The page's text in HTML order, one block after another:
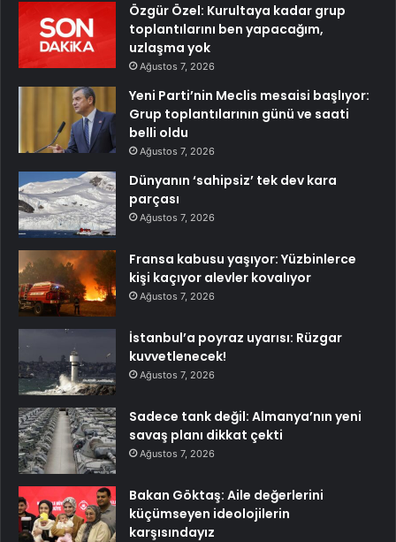
Özgür Özel: Kurultaya kadar grup
toplantılarını ben yapacağım,
uzlaşma yok
Ağustos 7, 2026
Yeni Parti’nin Meclis mesaisi başlıyor:
Grup toplantılarının günü ve saati
belli oldu
Ağustos 7, 2026
Dünyanın ‘sahipsiz’ tek dev kara
parçası
Ağustos 7, 2026
Fransa kabusu yaşıyor: Yüzbinlerce
kişi kaçıyor alevler kovalıyor
Ağustos 7, 2026
İstanbul’a poyraz uyarısı: Rüzgar
kuvvetlenecek!
Ağustos 7, 2026
Sadece tank değil: Almanya’nın yeni
savaş planı dikkat çekti
Ağustos 7, 2026
Bakan Göktaş: Aile değerlerini
küçümseyen ideolojilerin
karşısındayız